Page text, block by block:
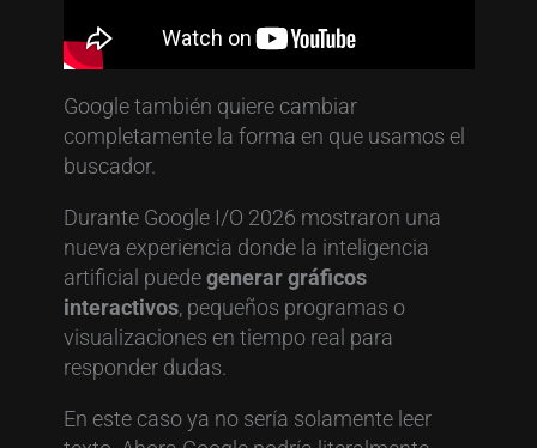
Google también quiere cambiar
completamente la forma en que usamos el
buscador.
Durante Google I/O 2026 mostraron una
nueva experiencia donde la inteligencia
artificial puedegenerar gráficos
interactivos, pequeños programas o
visualizaciones en tiempo real para
responder dudas.
En este caso ya no sería solamente leer